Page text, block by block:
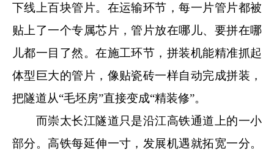
下线上百块管片。在运输环节，每一片管片都被
贴上了一个专属芯片，管片放在哪儿、要拼在哪
儿都一目了然。在施工环节，拼装机能精准抓起
体型巨大的管片，像贴瓷砖一样自动完成拼装，
把隧道从“毛坯房”直接变成“精装修”。
而崇太长江隧道只是沿江高铁通道上的一小
部分。高铁每延伸一寸，发展机遇就拓宽一分。